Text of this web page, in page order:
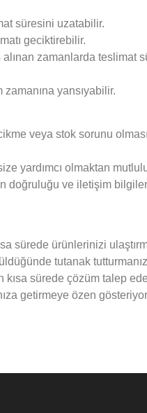
süresini uzatabilir.
geciktirebilir.
zamanlarda teslimat
yansıyabilir.
veya stok sorunu
yardımcı olmaktan
doğruluğu ve iletişim
sürede ürünlerinizi
tutanak
kısa sürede çözüm talep
getirmeye özen